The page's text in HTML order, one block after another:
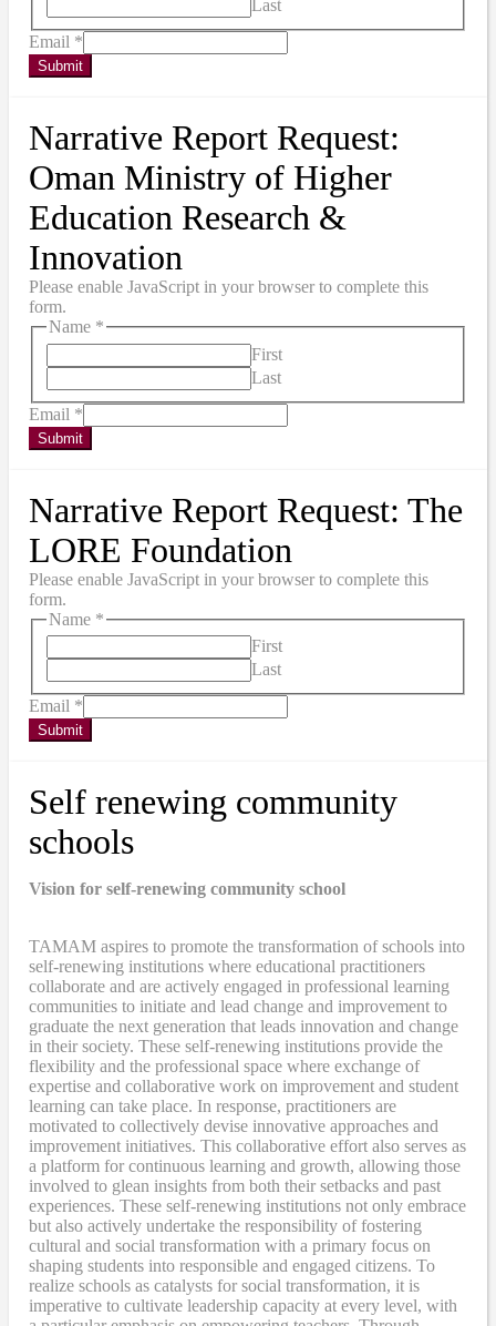
Last
Email *
Submit
Narrative Report Request:
Oman Ministry of Higher
Education Research &
Innovation
Please enable JavaScript in your browser to complete this
form.
Name *
First
Last
Email *
Submit
Narrative Report Request: The
LORE Foundation
Please enable JavaScript in your browser to complete this
form.
Name *
First
Last
Email *
Submit
Self renewing community
schools
Vision for self-renewing community school
TAMAM aspires to promote the transformation of schools into
self-renewing institutions where educational practitioners
collaborate and are actively engaged in professional learning
communities to initiate and lead change and improvement to
graduate the next generation that leads innovation and change
in their society. These self-renewing institutions provide the
flexibility and the professional space where exchange of
expertise and collaborative work on improvement and student
learning can take place. In response, practitioners are
motivated to collectively devise innovative approaches and
improvement initiatives. This collaborative effort also serves as
a platform for continuous learning and growth, allowing those
involved to glean insights from both their setbacks and past
experiences. These self-renewing institutions not only embrace
but also actively undertake the responsibility of fostering
cultural and social transformation with a primary focus on
shaping students into responsible and engaged citizens. To
realize schools as catalysts for social transformation, it is
imperative to cultivate leadership capacity at every level, with